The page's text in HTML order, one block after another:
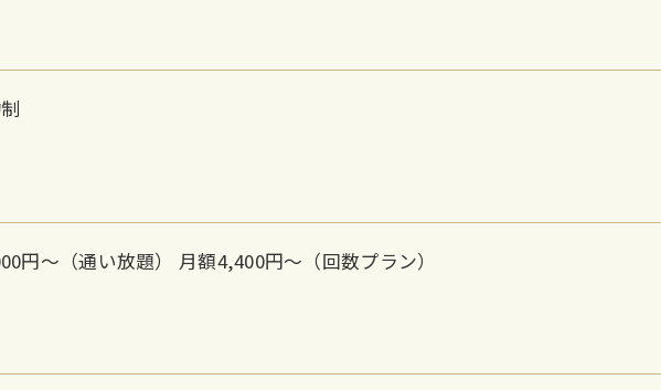
円〜（通い放題） 月額4,400円〜（回数プラン）